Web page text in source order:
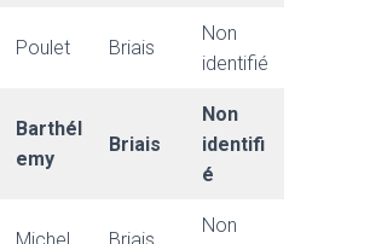
Poulet Briais
Non
identifié
Barthél
emy
Briais
Non
identifi
é
Michel Briais
Non